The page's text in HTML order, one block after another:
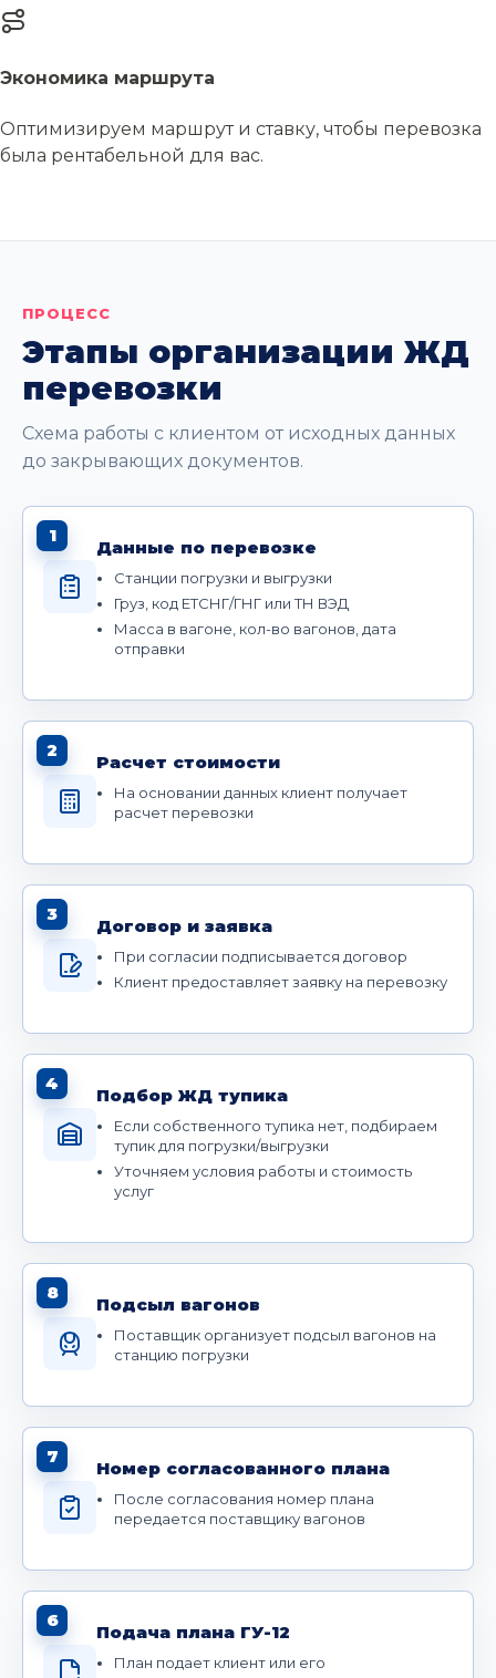
Экономика маршрута
Оптимизируем маршрут и ставку, чтобы перевозка
была рентабельной для вас.
ПРОЦЕСС
Этапы организации ЖД
перевозки
Схема работы с клиентом от исходных данных
до закрывающих документов.
1
Данные по перевозке
Станции погрузки и выгрузки
Груз, код ЕТСНГ/ГНГ или ТН ВЭД
Масса в вагоне, кол-во вагонов, дата
отправки
2
Расчет стоимости
На основании данных клиент получает
расчет перевозки
3
Договор и заявка
При согласии подписывается договор
Клиент предоставляет заявку на перевозку
4
Подбор ЖД тупика
Если собственного тупика нет, подбираем
тупик для погрузки/выгрузки
Уточняем условия работы и стоимость
услуг
8
Подсыл вагонов
Поставщик организует подсыл вагонов на
станцию погрузки
7
Номер согласованного плана
После согласования номер плана
передается поставщику вагонов
6
Подача плана ГУ-12
План подает клиент или его